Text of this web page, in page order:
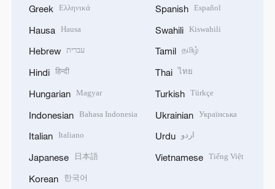
Greek Ελληνικά
Hausa Hausa
Hebrew עברית
Hindi हिन्दी
Hungarian Magyar
Indonesian Bahasa Indonesia
Italian Italiano
Japanese 日本語
Korean 한국어
Spanish Español
Swahili Kiswahili
Tamil தமிழ்
Thai ไทย
Turkish Türkçe
Ukrainian Українська
Urdu اردو
Vietnamese Tiếng Việt